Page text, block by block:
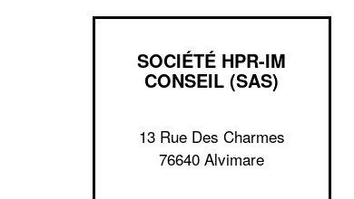
SOCIÉTÉ HPR-IM
CONSEIL (SAS)
13 Rue Des Charmes
76640 Alvimare